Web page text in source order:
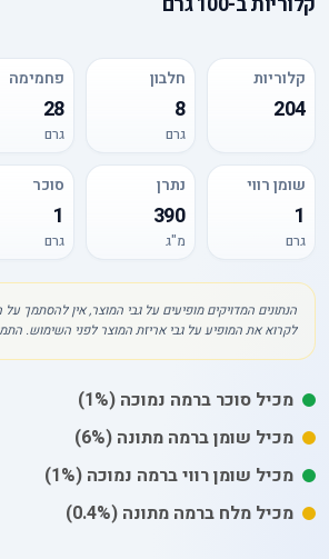
קלוריות
204
חלבון
8
גרם
פחמימה
28
גרם
שומן רווי
1
גרם
נתרן
390
מ"ג
סוכר
1
גרם
הנתונים המדויקים מופיעים על גבי המוצר, אין להסתמך
לקרוא את המופיע על גבי אריזת המוצר לפני השימוש.
מכיל סוכר ברמה נמוכה (1%)
מכיל שומןברמה מתונה (6%)
מכיל שומן רוויברמה נמוכה (1%)
מכיל מלח ברמה מתונה (0.4%)